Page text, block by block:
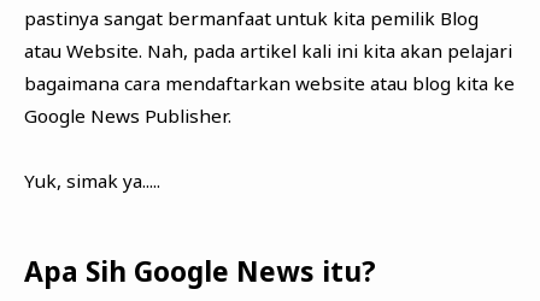
pastinya sangat bermanfaat untuk kita pemilik Blog
atau Website. Nah, pada artikel kali ini kita akan pelajari
bagaimana cara mendaftarkan website atau blog kita ke
Google News Publisher.
Yuk, simak ya.....
Apa Sih Google News itu?